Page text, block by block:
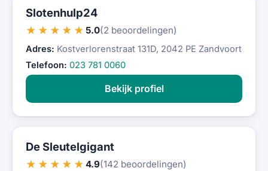
Slotenhulp24
★★★★★ 5.0(2 beoordelingen)
Adres: Kostverlorenstraat 131D, 2042 PE Zandvoort
Telefoon: 023 781 0060
Bekijk profiel
De Sleutelgigant
★★★★★ 4.9(142 beoordelingen)